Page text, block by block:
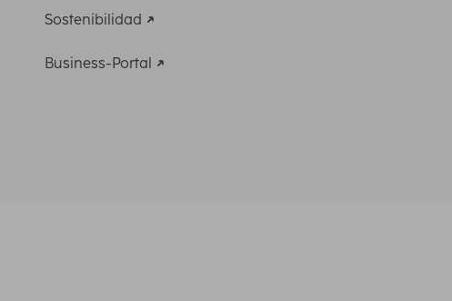
Sostenibilidad
Business-Portal